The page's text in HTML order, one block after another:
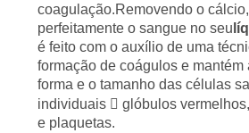
coagulação.Removendo o
perfeitamente o sangue no seu
é feito com o auxílio de uma
formação de coágulos e mantém
forma e o tamanho das células
individuais  glóbulos
e plaquetas.